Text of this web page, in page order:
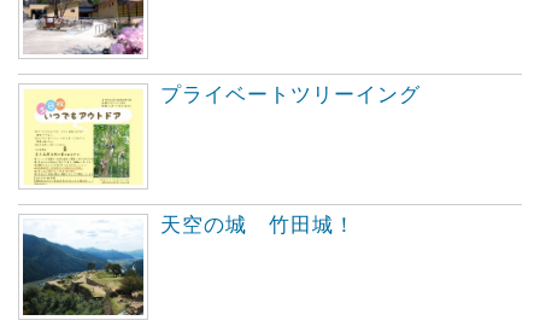
プライベートツリーイング
天空の城 竹田城！